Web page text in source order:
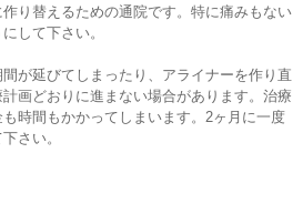
り替えるための通院です。特に痛みもない
して下さい。
が延びてしまったり、アライナーを作り直
画どおりに進まない場合があります。治療
時間もかかってしまいます。2ヶ月に一度
さい。